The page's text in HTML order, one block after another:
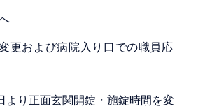
更および病院入り口での職員応
より正面玄関開錠・施錠時間を変